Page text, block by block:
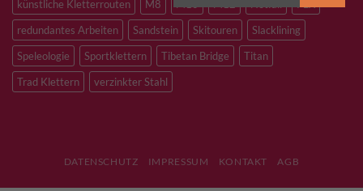
künstliche Kletterrouten
M8
redundantes Arbeiten
Sandstein Skitouren
Slacklining
Speleologie
Sportklettern Tibetan Bridge
Titan
Trad Klettern
verzinkter Stahl
DATENSCHUTZ IMPRESSUM KONTAKT AGB